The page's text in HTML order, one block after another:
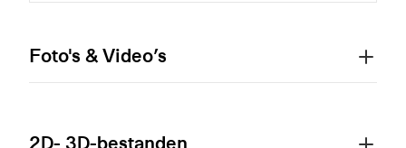
Foto's & Video’s
2D- 3D-bestanden